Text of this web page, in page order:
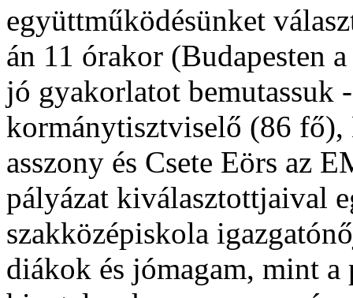
együttműködésünket
án 11 órakor (Budapesten
jó gyakorlatot bemutassuk
kormánytisztviselő (86
asszony és Csete Eörs az
pályázat kiválasztottjaival
szakközépiskola
diákok és jómagam, mint